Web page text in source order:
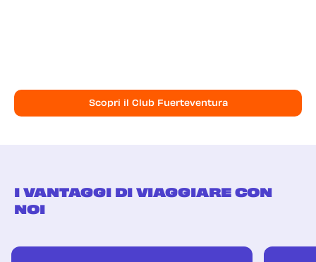
Scopri il Club Fuerteventura
I VANTAGGI DI VIAGGIARE CON
NOI